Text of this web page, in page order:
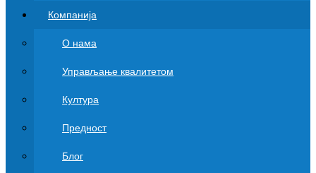
Компанија
О нама
Управљање квалитетом
Култура
Предност
Блог